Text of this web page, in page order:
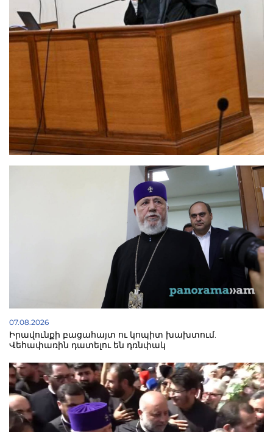
07.08.2026
Իրավունքի բացահայտ ու կոպիտ խախտում.
Վեհափառին դատելու են դռնփակ